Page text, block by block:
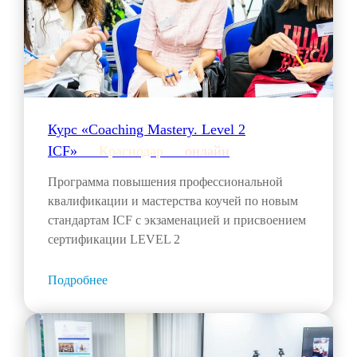
Курс «Coaching Mastery. Level 2
ICF»___ Краснодар онлайн
Программа повышения профессиональной
квалификации и мастерства коучей по новым
стандартам ICF с экзаменацией и присвоением
сертификации LEVEL 2
Подробнее